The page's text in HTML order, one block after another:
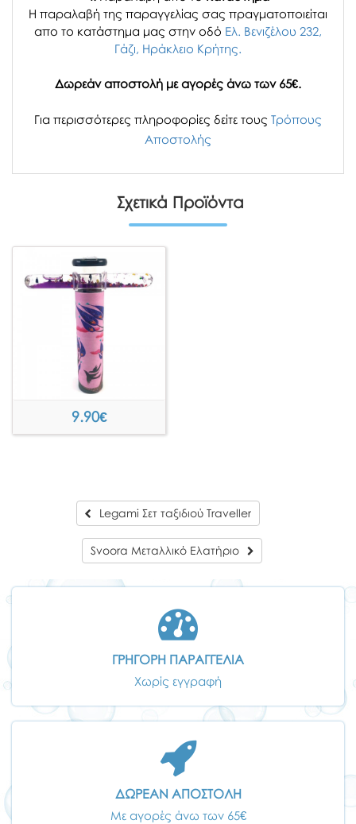
H παραλαβή της παραγγελίας σας πραγματοποιείται
απο το κατάστημα μας στην οδό Ελ. Βενιζέλου 232,
Γάζι, Ηράκλειο Κρήτης.
Δωρεάν αποστολή με αγορές άνω των 65€.
Για περισσότερες πληροφορίες δείτε τους Τρόπους
Αποστολής
Σχετικά Προϊόντα
9.90€
Legami Σετ ταξιδιού Traveller
Svoora Μεταλλικό Ελατήριο
ΓΡΗΓΟΡΗ ΠΑΡΑΓΓΕΛΙΑ
Χωρίς εγγραφή
ΔΩΡΕΑΝ ΑΠΟΣΤΟΛΗ
Με αγορές άνω των 65€